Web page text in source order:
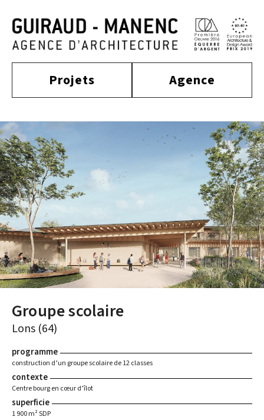
Projets Agence
construit
culture
tertiaire
habitat
enseignement
sport
équipement
mobilité
industriel
actualité
approche
équipe
distinctions
publications
contact
Groupe scolaire
Lons (64)
programme
construction d’un groupe scolaire de 12 classes
contexte
Centre bourg en cœur d’îlot
superficie
1 900 m² SDP